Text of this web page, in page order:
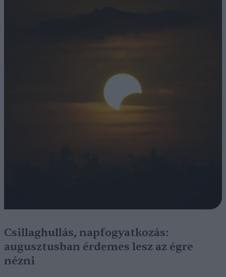
Csillaghullás, napfogyatkozás:
augusztusban érdemes lesz az égre
nézni